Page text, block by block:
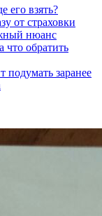
его взять?
от страховки
нюанс
что обратить
подумать заранее